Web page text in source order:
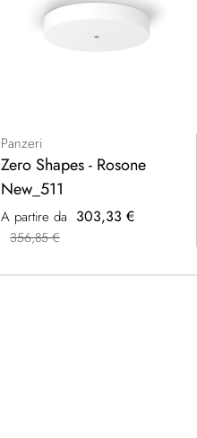
Panzeri
Zero Shapes - Rosone
New_511
A partire da 303,33 €
356,85 €